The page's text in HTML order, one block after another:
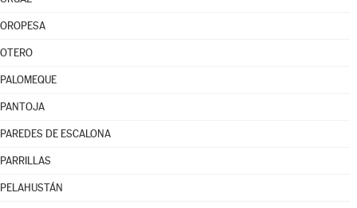
OROPESA
OTERO
PALOMEQUE
PANTOJA
PAREDES DE ESCALONA
PARRILLAS
PELAHUSTÁN